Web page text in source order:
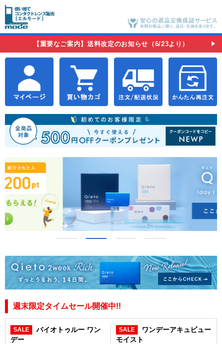
【重要なご案内】送料改定のお知らせ（6/23より）
週末限定タイムセール開催中!!
SALE
バイオトゥルー ワン
デー
SALE
ワンデーアキュビュー
モイスト